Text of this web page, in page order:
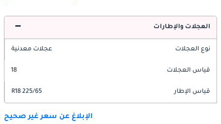
العجلات والإطارات
نوع العجلات عجلات معدنية
قياس العجلات 18
قياس الإطار 225/65 R18
الإبلاغ عن سعر غير صحيح